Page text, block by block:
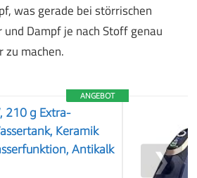
was gerade bei störrischen
Dampf je nach Stoff genau
machen.
ANGEBOT
210 g Extra-
Keramik
Antikalk
❯